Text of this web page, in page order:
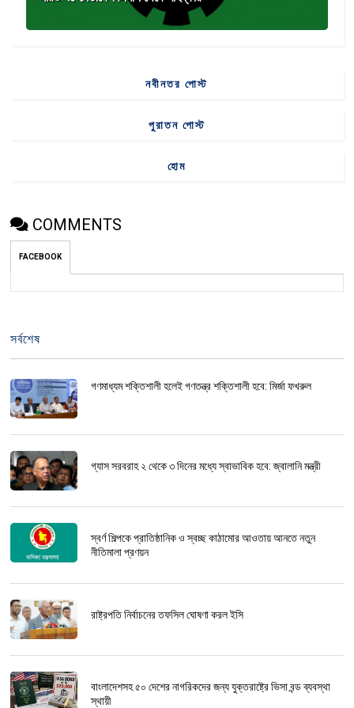
নবীনতর পোস্ট
পুরাতন পোস্ট
হোম
COMMENTS
FACEBOOK
সর্বশেষ
গণমাধ্যম শক্তিশালী হলেই গণতন্ত্র শক্তিশালী হবে: মির্জা ফখরুল
গ্যাস সরবরাহ ২ থেকে ৩ দিনের মধ্যে স্বাভাবিক হবে: জ্বালানি মন্ত্রী
স্বর্ণ শিল্পকে প্রাতিষ্ঠানিক ও স্বচ্ছ কাঠামোর আওতায় আনতে নতুন
নীতিমালা প্রণয়ন
রাষ্ট্রপতি নির্বাচনের তফসিল ঘোষণা করল ইসি
বাংলাদেশসহ ৫০ দেশের নাগরিকদের জন্য যুক্তরাষ্ট্রে ভিসা বন্ড ব্যবস্থা
স্থায়ী